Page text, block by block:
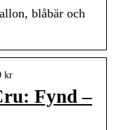
blåbär och
kr
Fynd –